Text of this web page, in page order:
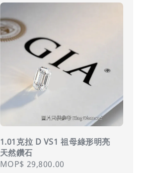
1.01克拉 D VS1 祖母綠形明亮
天然鑽石
Regular
MOP$ 29,800.00